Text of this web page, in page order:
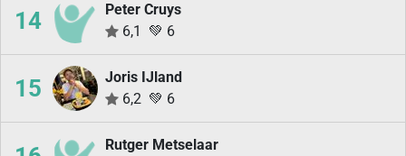
14
Peter Cruys
6,1
💚 6
15
Joris IJland
6,2 💚 6
Rutger Metselaar